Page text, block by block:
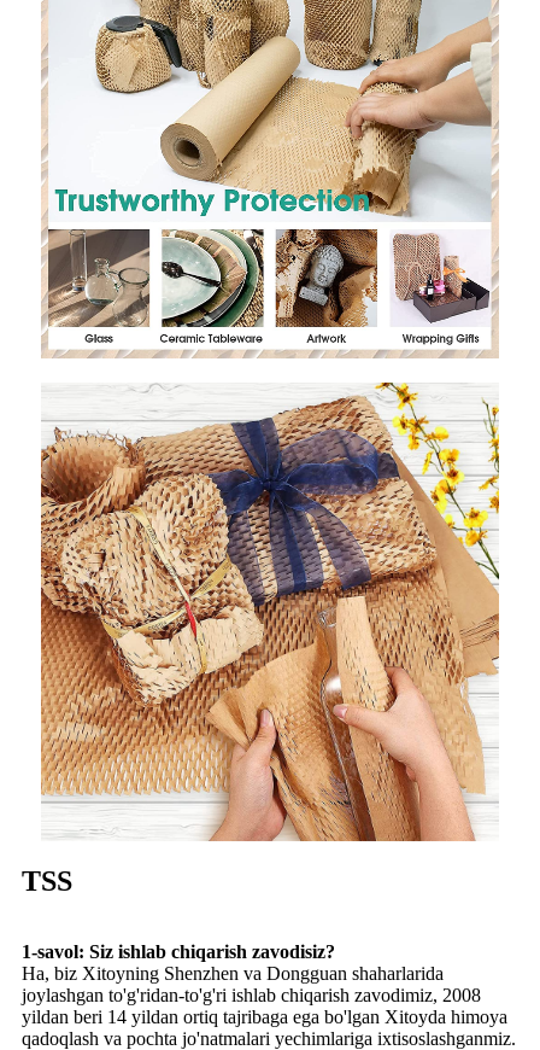
TSS
1-savol: Siz ishlab chiqarish zavodisiz?
Ha, biz Xitoyning Shenzhen va Dongguan shaharlarida
joylashgan to'g'ridan-to'g'ri ishlab chiqarish zavodimiz, 2008
yildan beri 14 yildan ortiq tajribaga ega bo'lgan Xitoyda himoya
qadoqlash va pochta jo'natmalari yechimlariga ixtisoslashganmiz.